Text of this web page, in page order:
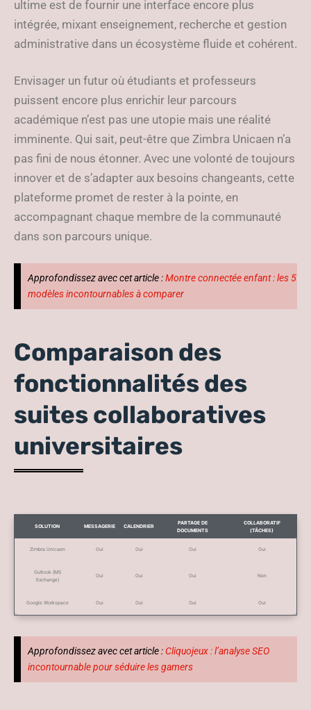
ultime est de fournir une interface encore plus
intégrée, mixant enseignement, recherche et gestion
administrative dans un écosystème fluide et cohérent.
Envisager un futur où étudiants et professeurs
puissent encore plus enrichir leur parcours
académique n’est pas une utopie mais une réalité
imminente. Qui sait, peut-être que Zimbra Unicaen n’a
pas fini de nous étonner. Avec une volonté de toujours
innover et de s’adapter aux besoins changeants, cette
plateforme promet de rester à la pointe, en
accompagnant chaque membre de la communauté
dans son parcours unique.
Approfondissez avec cet article :Montre connectée enfant : les 5
modèles incontournables à comparer
Comparaison des
fonctionnalités des
suites collaboratives
universitaires
SOLUTION MESSAGERIE CALENDRIER
PARTAGE DE
DOCUMENTS
COLLABORATIF
(TÂCHES)
Zimbra Unicaen Oui Oui Oui Oui
Outlook (MS
Exchange)
Oui Oui Oui Non
Google Workspace Oui Oui Oui Oui
Approfondissez avec cet article : Cliquojeux : l’analyse SEO
incontournable pour séduire les gamers